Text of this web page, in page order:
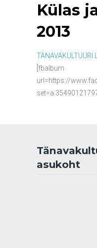
Külas
2013
TÄNAVAKULTUURI
[fbalbum
url=https://
asukoht